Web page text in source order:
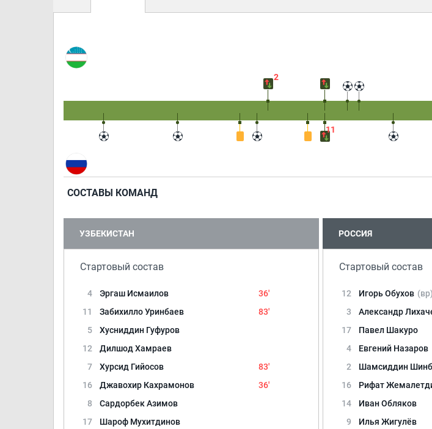
2
11
СОСТАВЫ КОМАНД
УЗБЕКИСТАН
Стартовый состав
4 Эргаш Исмаилов
36'
11
Забихилло Уринбаев
83'
5
Хусниддин Гуфуров
12
Дилшод Хамраев
7
Хурсид Гийосов
83'
16
Джавохир Кахрамонов
36'
8
Сардорбек Азимов
17
Шароф Мухитдинов
РОССИЯ
Стартовый состав
12 Игорь Обухов (вр)
3
Александр
17
Павел Шакуро
4
Евгений Назаров
2
Шамсиддин
16
Рифат
14
Иван Обляков
9
Илья Жигулёв